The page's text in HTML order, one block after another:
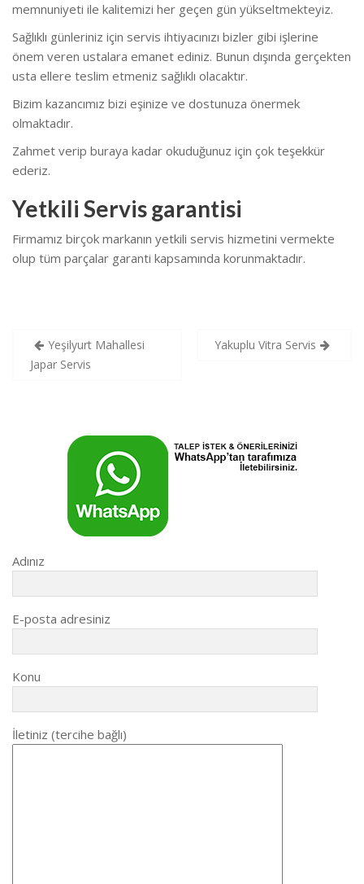
memnuniyeti ile kalitemizi her geçen gün yükseltmekteyiz.
Sağlıklı günleriniz için servis ihtiyacınızı bizler gibi işlerine
önem veren ustalara emanet ediniz. Bunun dışında gerçekten
usta ellere teslim etmeniz sağlıklı olacaktır.
Bizim kazancımız bizi eşinize ve dostunuza önermek
olmaktadır.
Zahmet verip buraya kadar okuduğunuz için çok teşekkür
ederiz.
Yetkili Servis garantisi
Firmamız birçok markanın yetkili servis hizmetini vermekte
olup tüm parçalar garanti kapsamında korunmaktadır.
Yazı
gezinmesi
Yeşilyurt Mahallesi
Japar Servis
Yakuplu Vitra Servis
Adınız
E-posta adresiniz
Konu
İletiniz (tercihe bağlı)